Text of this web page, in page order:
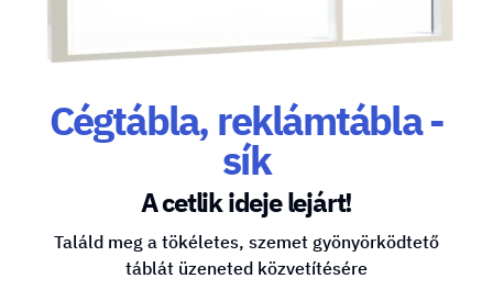
Cégtábla, reklámtábla -
sík
A cetlik ideje lejárt!
Találd meg a tökéletes, szemet gyönyörködtető
táblát üzeneted közvetítésére